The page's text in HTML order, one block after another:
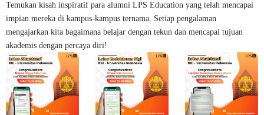
Temukan kisah inspiratif para alumni LPS Education yang telah mencapai
impian mereka di kampus-kampus ternama. Setiap pengalaman
mengajarkan kita bagaimana belajar dengan tekun dan mencapai tujuan
akademis dengan percaya diri!